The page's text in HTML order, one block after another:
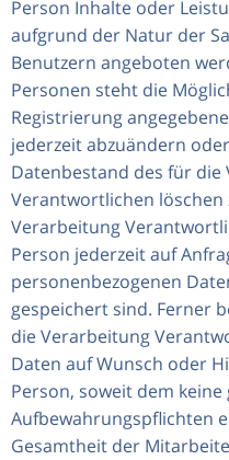
Person Inhalte oder
aufgrund der Natur der
Benutzern angeboten
Personen steht die
Registrierung
jederzeit abzuändern
Datenbestand des für die
Verantwortlichen löschen
Verarbeitung
Person jederzeit auf
personenbezogenen
gespeichert sind. Ferner
die Verarbeitung
Daten auf Wunsch oder
Person, soweit dem keine
Aufbewahrungspflichten
Gesamtheit der